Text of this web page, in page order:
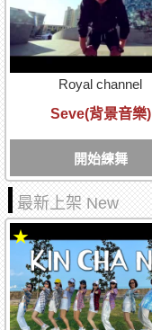
Royal channel
Seve(背景音樂)
開始練舞
最新上架 New
★